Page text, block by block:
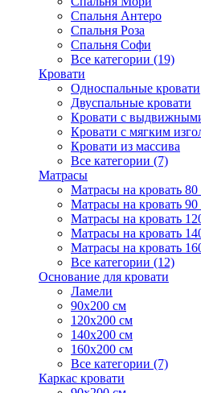
Спальня Антеро
Спальня Роза
Спальня Софи
Все категории (19)
Кровати
Односпальные кровати
Двуспальные кровати
Кровати с
Кровати с мягким
Кровати из массива
Все категории (7)
Матрасы
Матрасы на кровать
Матрасы на кровать
Матрасы на кровать
Матрасы на кровать
Матрасы на кровать
Все категории (12)
Основание для кровати
Ламели
90х200 см
120х200 см
140х200 см
160х200 см
Все категории (7)
Каркас кровати